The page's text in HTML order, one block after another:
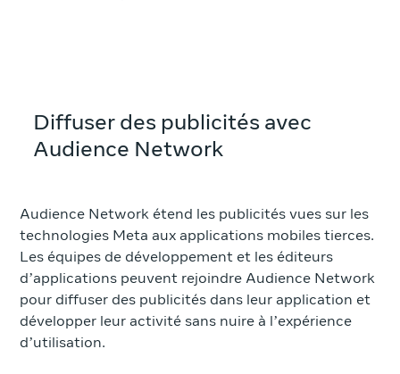
Diffuser des publicités avec
Audience Network
Audience Network étend les publicités vues sur les
technologies Meta aux applications mobiles tierces.
Les équipes de développement et les éditeurs
d’applications peuvent rejoindre Audience Network
pour diffuser des publicités dans leur application et
développer leur activité sans nuire à l’expérience
d’utilisation.